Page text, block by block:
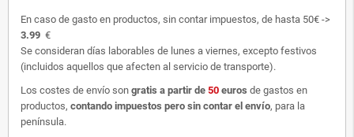
En caso de gasto en productos, sin contar impuestos, de hasta 50€ ->
3.99 €
Se consideran días laborables de lunes a viernes, excepto festivos
(incluidos aquellos que afecten al servicio de transporte).
Los costes de envío son gratis a partir de 50 euros de gastos en
productos, contando impuestos pero sin contar el envío, para la
península.